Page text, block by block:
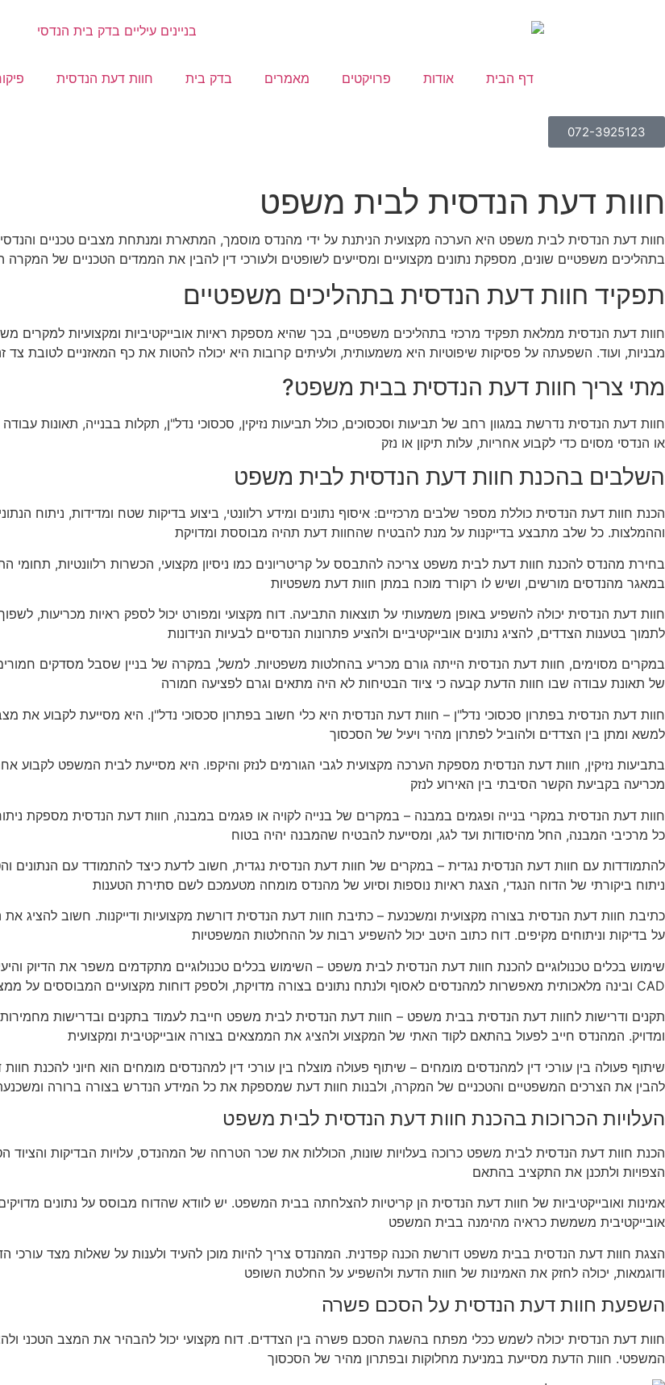
דף הבית אודות פרויקטים מאמרים בדק בית חוות דעת הנדסית
072-3925123
חוות דעת הנדסית לבית משפט
חוות דעת הנדסית לבית משפט היא הערכה מקצועית הניתנת על ידי מהנדס מוסמך, המתארת ומנתחת מצבים טכניים
בתהליכים משפטיים שונים, מספקת נתונים מקצועיים ומסייעים לשופטים ולעורכי דין להבין את הממדים הטכניים של המקרה
תפקיד חוות דעת הנדסית בתהליכים משפטיים
חוות דעת הנדסית ממלאת תפקיד מרכזי בתהליכים משפטיים, בכך שהיא מספקת ראיות אובייקטיביות ומקצועיות למקרים
מבניות, ועוד. השפעתה על פסיקות שיפוטיות היא משמעותית, ולעיתים קרובות היא יכולה להטות את כף המאזניים לטובת צד
מתי צריך חוות דעת הנדסית בבית משפט?
חוות דעת הנדסית נדרשת במגוון רחב של תביעות וסכסוכים, כולל תביעות נזיקין, סכסוכי נדל"ן, תקלות בבנייה, תאונות
או הנדסי מסוים כדי לקבוע אחריות, עלות תיקון או נזק
השלבים בהכנת חוות דעת הנדסית לבית משפט
הכנת חוות דעת הנדסית כוללת מספר שלבים מרכזיים: איסוף נתונים ומידע רלוונטי, ביצוע בדיקות שטח ומדידות, ניתוח
וההמלצות. כל שלב מתבצע בדייקנות על מנת להבטיח שהחוות דעת תהיה מבוססת ומדויקת
בחירת מהנדס להכנת חוות דעת לבית משפט צריכה להתבסס על קריטריונים כמו ניסיון מקצועי, הכשרות רלוונטיות,
במאגר מהנדסים מורשים, ושיש לו רקורד מוכח במתן חוות דעת משפטיות
חוות דעת הנדסית יכולה להשפיע באופן משמעותי על תוצאות התביעה. דוח מקצועי ומפורט יכול לספק ראיות מכריעות,
לתמוך בטענות הצדדים, להציג נתונים אובייקטיביים ולהציע פתרונות הנדסיים לבעיות הנידונות
במקרים מסוימים, חוות דעת הנדסית הייתה גורם מכריע בהחלטות משפטיות. למשל, במקרה של בניין שסבל מסדקים
של תאונת עבודה שבו חוות הדעת קבעה כי ציוד הבטיחות לא היה מתאים וגרם לפציעה חמורה
חוות דעת הנדסית בפתרון סכסוכי נדל"ן – חוות דעת הנדסית היא כלי חשוב בפתרון סכסוכי נדל"ן. היא מסייעת לקבוע את
למשא ומתן בין הצדדים ולהוביל לפתרון מהיר ויעיל של הסכסוך
בתביעות נזיקין, חוות דעת הנדסית מספקת הערכה מקצועית לגבי הגורמים לנזק והיקפו. היא מסייעת לבית המשפט
מכריעה בקביעת הקשר הסיבתי בין האירוע לנזק
חוות דעת הנדסית במקרי בנייה ופגמים במבנה – במקרים של בנייה לקויה או פגמים במבנה, חוות דעת הנדסית מספקת
כל מרכיבי המבנה, החל מהיסודות ועד לגג, ומסייעת להבטיח שהמבנה יהיה בטוח
להתמודדות עם חוות דעת הנדסית נגדית – במקרים של חוות דעת הנדסית נגדית, חשוב לדעת כיצד להתמודד עם הנתונים
ניתוח ביקורתי של הדוח הנגדי, הצגת ראיות נוספות וסיוע של מהנדס מומחה מטעמכם לשם סתירת הטענות
כתיבת חוות דעת הנדסית בצורה מקצועית ומשכנעת – כתיבת חוות דעת הנדסית דורשת מקצועיות ודייקנות. חשוב להציג
על בדיקות וניתוחים מקיפים. דוח כתוב היטב יכול להשפיע רבות על ההחלטות המשפטיות
שימוש בכלים טכנולוגיים להכנת חוות דעת הנדסית לבית משפט – השימוש בכלים טכנולוגיים מתקדמים משפר את הדיוק
CAD ובינה מלאכותית מאפשרות למהנדסים לאסוף ולנתח נתונים בצורה מדויקת, ולספק דוחות מקצועיים המבוססים על ממצאים מדעיים
תקנים ודרישות לחוות דעת הנדסית בבית משפט – חוות דעת הנדסית לבית משפט חייבת לעמוד בתקנים ובדרישות
ומדויק. המהנדס חייב לפעול בהתאם לקוד האתי של המקצוע ולהציג את הממצאים בצורה אובייקטיבית ומקצועית
שיתוף פעולה בין עורכי דין למהנדסים מומחים – שיתוף פעולה מוצלח בין עורכי דין למהנדסים מומחים הוא חיוני להכנת
להבין את הצרכים המשפטיים והטכניים של המקרה, ולבנות חוות דעת שמספקת את כל המידע הנדרש בצורה ברורה
העלויות הכרוכות בהכנת חוות דעת הנדסית לבית משפט
הכנת חוות דעת הנדסית לבית משפט כרוכה בעלויות שונות, הכוללות את שכר הטרחה של המהנדס, עלויות הבדיקות והציוד
הצפויות ולתכנן את התקציב בהתאם
אמינות ואובייקטיביות של חוות דעת הנדסית הן קריטיות להצלחתה בבית המשפט. יש לוודא שהדוח מבוסס על נתונים
אובייקטיבית משמשת כראיה מהימנה בבית המשפט
הצגת חוות דעת הנדסית בבית משפט דורשת הכנה קפדנית. המהנדס צריך להיות מוכן להעיד ולענות על שאלות מצד עורכי
ודוגמאות, יכולה לחזק את האמינות של חוות הדעת ולהשפיע על החלטת השופט
השפעת חוות דעת הנדסית על הסכם פשרה
חוות דעת הנדסית יכולה לשמש ככלי מפתח בהשגת הסכם פשרה בין הצדדים. דוח מקצועי יכול להבהיר את המצב הטכני
המשפטי. חוות הדעת מסייעת במניעת מחלוקות ובפתרון מהיר של הסכסוך